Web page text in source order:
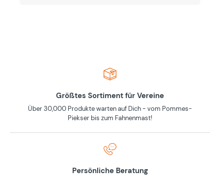
Größtes Sortiment für Vereine
Über 30,000 Produkte warten auf Dich - vom Pommes-
Piekser bis zum Fahnenmast!
Persönliche Beratung